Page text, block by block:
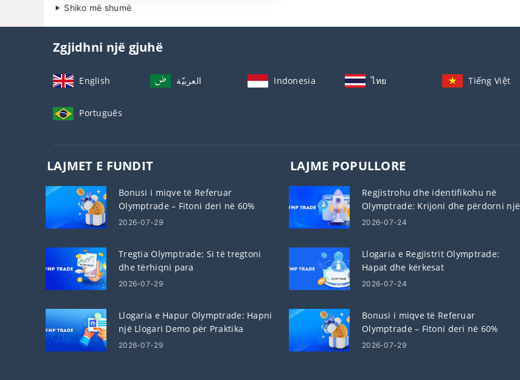
Shiko më shumë
Zgjidhni një gjuhë
English العربيّة Indonesia ไทย Tiếng Việt
Português
LAJMET E FUNDIT
Bonusi i miqve të Referuar
Olymptrade – Fitoni deri në 60%
komision për referimet
2026-07-29
Tregtia Olymptrade: Si të tregtoni
dhe tërhiqni para
2026-07-29
Llogaria e Hapur Olymptrade: Hapni
një Llogari Demo për Praktika
Tregtare
2026-07-29
LAJME POPULLORE
Regjistrohu dhe identifikohu në
Olymptrade: Krijoni dhe përdorni një
llogari
2026-07-24
Llogaria e Regjistrit Olymptrade:
Hapat dhe kërkesat
2026-07-24
Bonusi i miqve të Referuar
Olymptrade – Fitoni deri në 60%
komision për referimet
2026-07-29